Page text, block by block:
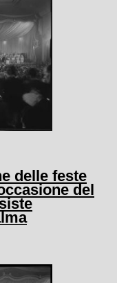
delle feste
del